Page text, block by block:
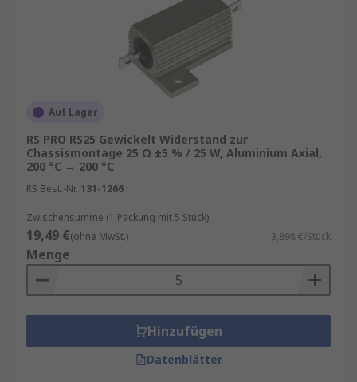
Auf Lager
RS PRO RS25 Gewickelt Widerstand zur
Chassismontage 25 Ω ±5 % / 25 W, Aluminium Axial,
200 °C → 200 °C
RS Best.-Nr. 131-1266
Zwischensumme (1 Packung mit 5 Stück)
19,49 €(ohne MwSt.) 3,898 €/Stück
Menge
Hinzufügen
Datenblätter